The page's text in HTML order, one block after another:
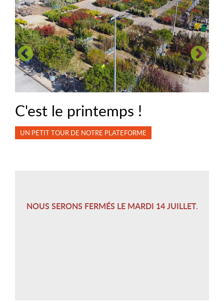
Pots en terre cuite
COLLECTION 2026
NOUS SERONS FERMÉS LE MARDI 14 JUILLET.